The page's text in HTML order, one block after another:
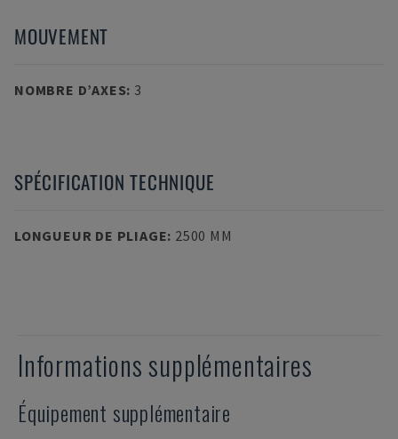
MOUVEMENT
NOMBRE D’AXES: 3
SPÉCIFICATION TECHNIQUE
LONGUEUR DE PLIAGE: 2500 MM
Informations supplémentaires
Équipement supplémentaire